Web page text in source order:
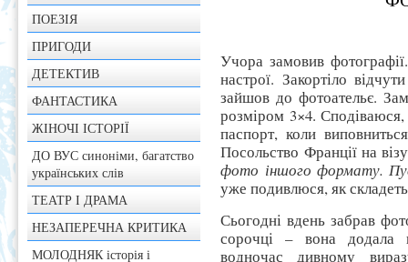
ПОЕЗІЯ
ПРИГОДИ
ДЕТЕКТИВ
ФАНТАСТИКА
ЖІНОЧІ ІСТОРІЇ
ДО ВУС синоніми, багатство
українських слів
ТЕАТР І ДРАМА
НЕЗАПЕРЕЧНА КРИТИКА
МОЛОДНЯК історія і
Учора замовив
настрої. Закортіло
зайшов до фотоательє.
розміром 3×4.
паспорт, коли
Посольство Франції на
фото іншого формату.
уже подивлюся, як
Сьогодні вдень забрав
сорочці – вона додала
водночас дивному